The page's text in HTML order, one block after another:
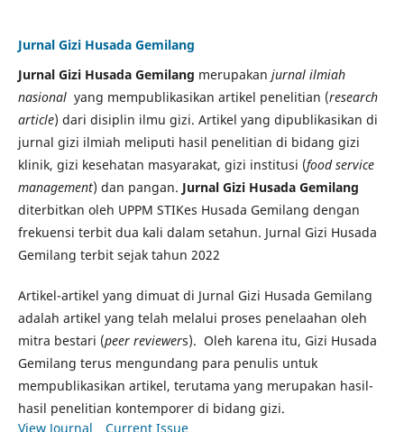
Jurnal Gizi Husada Gemilang
Jurnal Gizi Husada Gemilang merupakan jurnal ilmiah
nasionalyang mempublikasikan artikel penelitian (research
article) dari disiplin ilmu gizi. Artikel yang dipublikasikan di
jurnal gizi ilmiah meliputi hasil penelitian di bidang gizi
klinik, gizi kesehatan masyarakat, gizi institusi (food service
management) dan pangan. Jurnal Gizi Husada Gemilang
diterbitkan oleh UPPM STIKes Husada Gemilang dengan
frekuensi terbit dua kali dalam setahun. Jurnal Gizi Husada
Gemilang terbit sejak tahun 2022
Artikel-artikel yang dimuat di Jurnal Gizi Husada Gemilang
adalah artikel yang telah melalui proses penelaahan oleh
mitra bestari (peer reviewers). Oleh karena itu, Gizi Husada
Gemilang terus mengundang para penulis untuk
mempublikasikan artikel, terutama yang merupakan hasil-
hasil penelitian kontemporer di bidang gizi.
View Journal
Current Issue